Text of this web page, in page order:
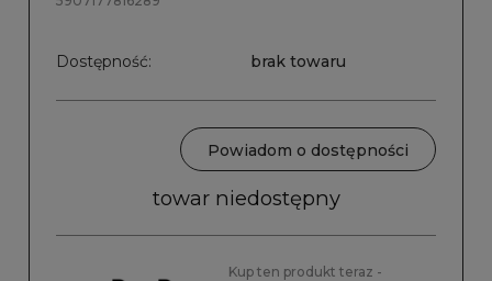
Dostępność: brak towaru
Powiadom o dostępności
towar niedostępny
Kup ten produkt teraz -